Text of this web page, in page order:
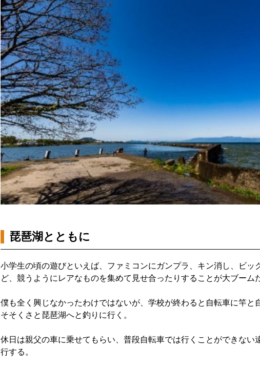
琵琶湖とともに
小学生の頃の遊びといえば、ファミコンにガンプラ、キン消し、ビッ
ど、競うようにレアなものを集めて見せ合ったりすることが大ブーム
僕も全く興じなかったわけではないが、学校が終わると自転車に竿と
そそくさと琵琶湖へと釣りに行く。
休日は親父の車に乗せてもらい、普段自転車では行くことができない
行する。